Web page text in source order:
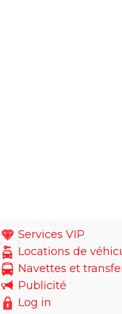
Services VIP
Locations de
Navettes et
Publicité
Log in